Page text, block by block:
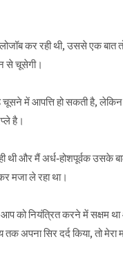
कर रही थी, उससे एक बात
से चूसेगी।
में आपत्ति हो सकती है,
है।
थी और मैं अर्ध-होशपूर्वक उसके
मजा ले रहा था।
को नियंत्रित करने में सक्षम
अपना सिर दर्द किया, तो मेरा